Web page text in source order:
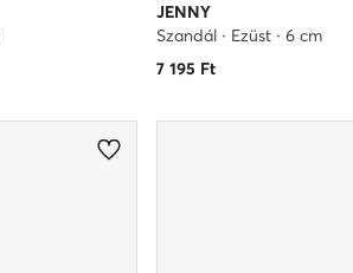
JENNY
Szandál · Ezüst · 6 cm
7 195 Ft